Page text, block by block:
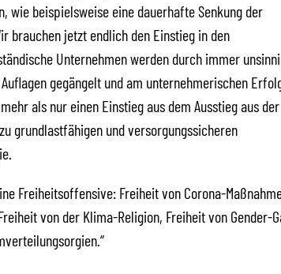
wie beispielsweise eine dauerhafte Senkung der
brauchen jetzt endlich den Einstieg in den
Unternehmen werden durch immer
gegängelt und am unternehmerischen
als nur einen Einstieg aus dem Ausstieg aus der
grundlastfähigen und versorgungssicheren
Freiheitsoffensive: Freiheit von Corona-
von der Klima-Religion, Freiheit von Gender-